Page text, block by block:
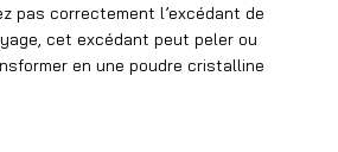
pas correctement l’excédant de
cet excédant peut peler ou
en une poudre cristalline